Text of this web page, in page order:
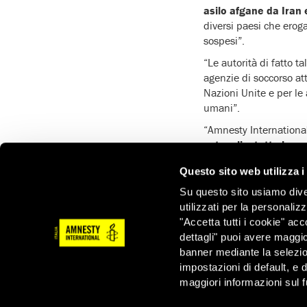
Questo sito web utilizza i
Su questo sito usiamo
utilizzati per la
"Accetta tutti i cookie"
dettagli" puoi avere
banner mediante la
impostazioni di default, e
maggiori informazioni sul
asilo afgane da Iran
diversi paesi che
sospesi”.
“Le autorità di fatto
agenzie di soccorso
Nazioni Unite e per
umani”.
“Amnesty
ostacoli a tutte le
di soccorso e
tutelare i diritti umani
donne, minori,
di soccorso che nei
“Nei momenti di
risposta. Le autorità
misure che facilitino
rispondere ai bisogni